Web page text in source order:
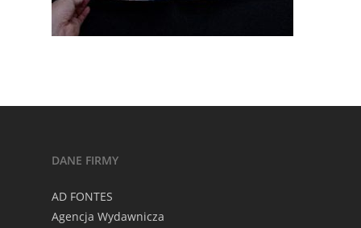
DANE FIRMY
AD FONTES
Agencja Wydawnicza